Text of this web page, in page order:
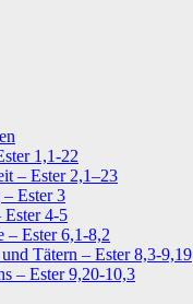
1,1-22
– Ester 2,1–23
Ester 3
Ester 4-5
– Ester 6,1-8,2
Tätern – Ester 8,3-9,19
– Ester 9,20-10,3